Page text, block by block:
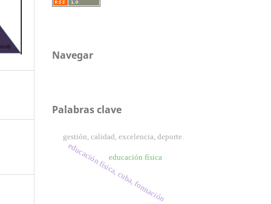
Navegar
Palabras clave
educación física
educación física, cuba, formación
gestión, calidad, excelencia, deporte.